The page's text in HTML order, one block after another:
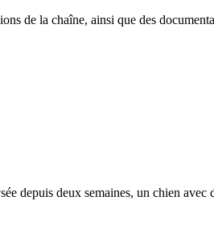
de la chaîne, ainsi que des
depuis deux semaines, un chien